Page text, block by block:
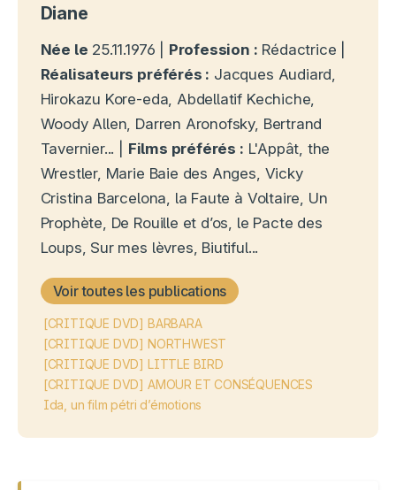
Diane
Née le 25.11.1976 | Profession : Rédactrice |
Réalisateurs préférés : Jacques Audiard,
Hirokazu Kore-eda, Abdellatif Kechiche,
Woody Allen, Darren Aronofsky, Bertrand
Tavernier... | Films préférés : L'Appât, the
Wrestler, Marie Baie des Anges, Vicky
Cristina Barcelona, la Faute à Voltaire, Un
Prophète, De Rouille et d’os, le Pacte des
Loups, Sur mes lèvres, Biutiful...
Voir toutes les publications
[CRITIQUE DVD] BARBARA
[CRITIQUE DVD] NORTHWEST
[CRITIQUE DVD] LITTLE BIRD
[CRITIQUE DVD] AMOUR ET CONSÉQUENCES
Ida, un film pétri d’émotions